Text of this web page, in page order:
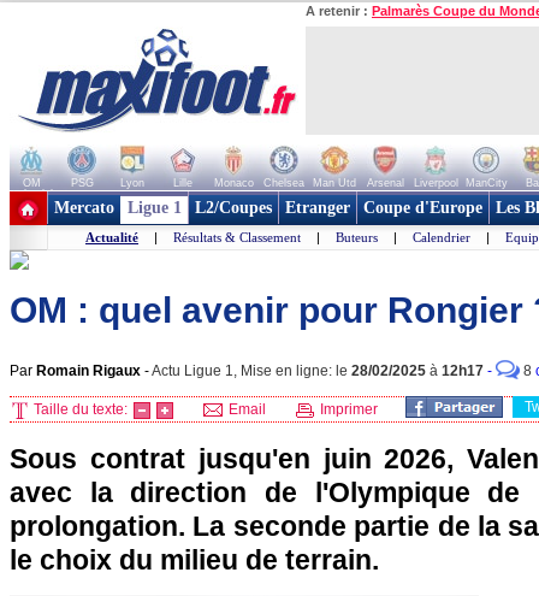
A retenir : Palmarès Coupe du
OM PSG Lyon Lille Monaco Chelsea Man Utd Arsenal Liverpool ManCity
+ de clubs
Mercato Ligue 1 L2/Coupes Etranger Coupe d'Europe Les
Actualité | Résultats & Classement | Buteurs | Calendrier |
OM : quel avenir pour Rongier
Par Romain Rigaux -Actu Ligue 1, Mise en ligne: le 28/02/2025 à 12h17 - 8
Taille du texte: Email Imprimer
Sous contrat jusqu'en juin 2026,
avec la direction de l'Olympique de
prolongation. La seconde partie de la
le choix du milieu de terrain.